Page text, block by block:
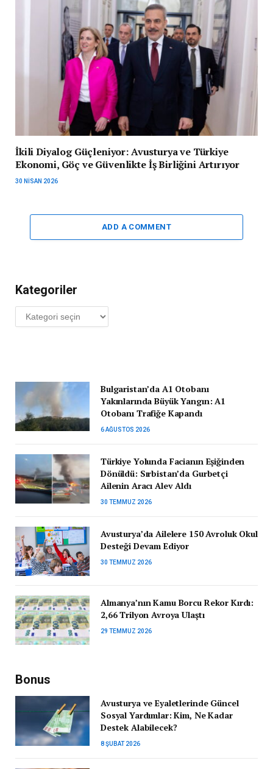
İkili Diyalog Güçleniyor: Avusturya ve Türkiye
Ekonomi, Göç ve Güvenlikte İş Birliğini Artırıyor
30 NISAN 2026
ADD A COMMENT
Kategoriler
Kategoriler
Bulgaristan’da A1 Otobanı
Yakınlarında Büyük Yangın: A1
Otobanı Trafiğe Kapandı
6 AĞUSTOS 2026
Türkiye Yolunda Facianın Eşiğinden
Dönüldü: Sırbistan’da Gurbetçi
Ailenin Aracı Alev Aldı
30 TEMMUZ 2026
Avusturya’da Ailelere 150 Avroluk Okul
Desteği Devam Ediyor
30 TEMMUZ 2026
Almanya’nın Kamu Borcu Rekor Kırdı:
2,66 Trilyon Avroya Ulaştı
29 TEMMUZ 2026
Bonus
Avusturya ve Eyaletlerinde Güncel
Sosyal Yardımlar: Kim, Ne Kadar
Destek Alabilecek?
8 ŞUBAT 2026